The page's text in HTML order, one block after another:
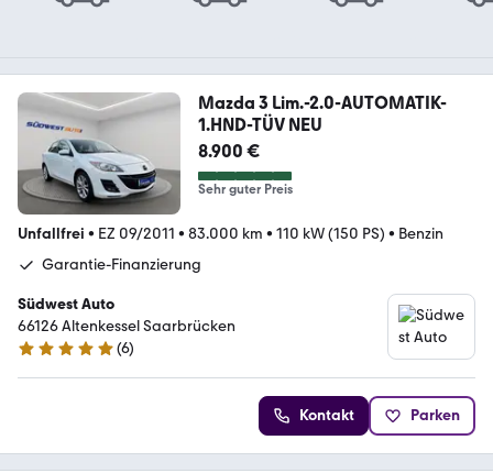
Mazda 3 Lim.-2.0-AUTOMATIK-
1.HND-TÜV NEU
8.900 €
Sehr guter Preis
Unfallfrei • EZ 09/2011 • 83.000 km • 110 kW (150 PS) • Benzin
Garantie-Finanzierung
Südwest Auto
66126 Altenkessel Saarbrücken
4.9 Sterne
(6)
Kontakt Parken